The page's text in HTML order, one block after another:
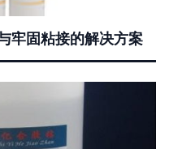
牢固粘接的解决方案